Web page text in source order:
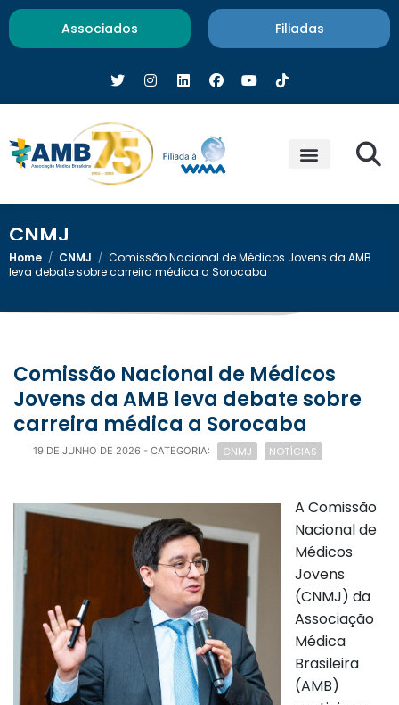
Associados Filiadas
CNMJ
Home / CNMJ / Comissão Nacional de Médicos Jovens da AMB
leva debate sobre carreira médica a Sorocaba
Comissão Nacional de Médicos
Jovens da AMB leva debate sobre
carreira médica a Sorocaba
19 DE JUNHO DE 2026 - CATEGORIA: CNMJ NOTÍCIAS
A Comissão
Nacional de
Médicos
Jovens
(CNMJ) da
Associação
Médica
Brasileira
(AMB)